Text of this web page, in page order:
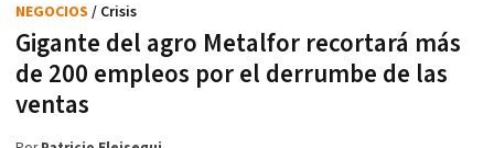
Gigante del agro Metalfor recortará más
de 200 empleos por el derrumbe de las
ventas
NEGOCIOS / Crisis